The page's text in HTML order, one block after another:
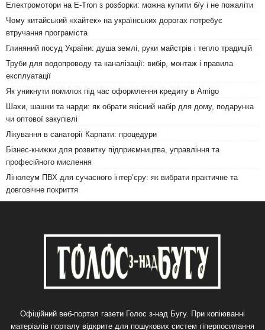
Електромотори на E-Tron з розборки: можна купити б/у і не пожаліти
Чому китайський «хайтек» на українських дорогах потребує
втручання програміста
Глиняний посуд України: душа землі, руки майстрів і тепло традицій
Труби для водопроводу та каналізації: вибір, монтаж і правила
експлуатації
Як уникнути помилок під час оформлення кредиту в Amigo
Шахи, шашки та нарди: як обрати якісний набір для дому, подарунка
чи оптової закупівлі
Лікування в санаторії Карпати: процедури
Бізнес-книжки для розвитку підприємництва, управління та
професійного мислення
Лінолеум ПВХ для сучасного інтер’єру: як вибрати практичне та
довговічне покриття
Офіційний веб-портал газети Голос з-над Бугу. При копіюванні
матеріалів порталу відкрите для пошукових систем гіперпосилання